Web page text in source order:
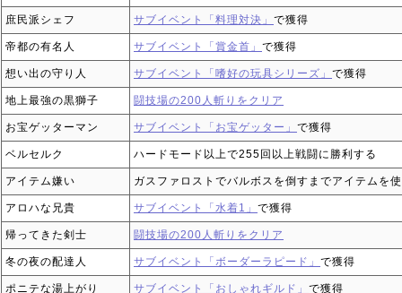
庶民派シェフ サブイベント「料理対決」 で獲得
帝都の有名人 サブイベント「賞金首」 で獲得
想い出の守り人 サブイベント「嗜好の玩具シリーズ」 で獲得
地上最強の黒獅子 闘技場の200人斬りをクリア
お宝ゲッターマン サブイベント「お宝ゲッター」 で獲得
ベルセルク ハードモード以上で255回以上戦闘に勝利する
アイテム嫌い ガスファロストでバルボスを倒すまでアイテムを
アロハな兄貴 サブイベント「水着1」 で獲得
帰ってきた剣士 闘技場の200人斬りをクリア
冬の夜の配達人 サブイベント「ボーダーラピード」 で獲得
ポニテな湯上がり サブイベント「おしゃれギルド」 で獲得